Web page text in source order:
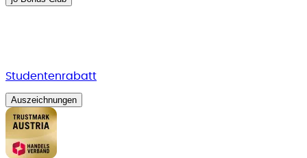
Studentenrabatt
Auszeichnungen